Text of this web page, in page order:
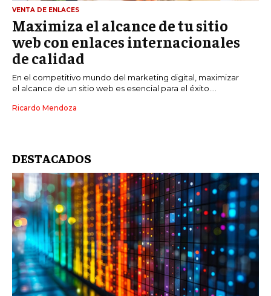
VENTA DE ENLACES
Maximiza el alcance de tu sitio
web con enlaces internacionales
de calidad
En el competitivo mundo del marketing digital, maximizar
el alcance de un sitio web es esencial para el éxito....
Ricardo Mendoza
DESTACADOS